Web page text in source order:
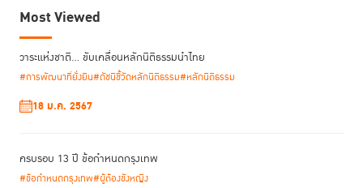
การนโยบายแรกคือ “การพิจารณาปล่อยตัวชั่วคราวโดยไม่มีวันหยุด” ซึ่งก็ต้อง
ขอบคุณผู้พิพากษาและบุคลากรในกระบวนการยุติธรรมที่เสียสละเวลามา
ทำงานในช่วงวันหยุดเพิ่มขึ้น เพื่อทำให้ประชาชนได้รับความยุติธรรมตามสิทธิที่
ควรจะได้รับ
แต่ในประเด็น “การพิจารณาปล่อยตัวชั่วคราว” ประธานศาลฎีกา ยอมรับว่า ใน
ปลอดภัยของสาธารณะด้วย
Most Viewed
วาระแห่งชาติ… ขับเคลื่อนหลักนิติธรรมนำไทย
#การพัฒนาที่ยั่งยืน#ดัชนีชี้วัดหลักนิติธรรม#หลักนิติธรรม
18 ม.ค. 2567
ครบรอบ 13 ปี ข้อกำหนดกรุงเทพ
#ข้อกำหนดกรุงเทพ#ผู้ต้องขังหญิง